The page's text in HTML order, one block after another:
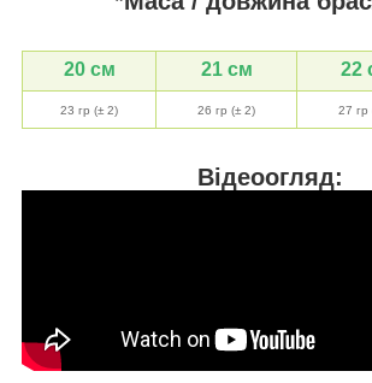
20 см 21 см 22
23 гр (± 2) 26 гр (± 2) 27 гр
Відеоогляд: